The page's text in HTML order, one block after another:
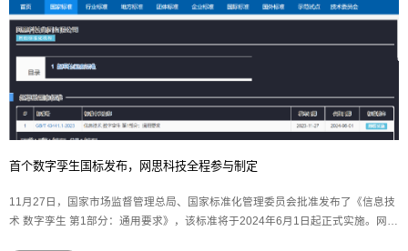
首个数字孪生国标发布，网思科技全程参与制定
11月27日，国家市场监督管理总局、国家标准化管理委员会批准发布了《信息技
术 数字孪生 第1部分：通用要求》，该标准将于2024年6月1日起正式实施。网思